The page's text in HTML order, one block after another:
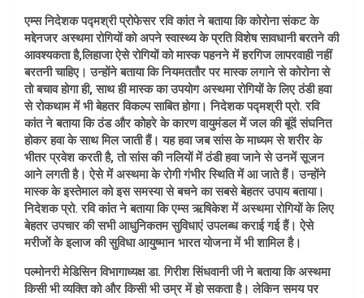
एम्स निदेशक पद्मश्री प्रोफेसर रवि कांत ने बताया कि कोरोना संकट के
मद्देनजर अस्थमा रोगियों को अपने स्वास्थ्य के प्रति विशेष सावधानी बरतने की
आवश्यकता है,लिहाजा ऐसे रोगियों को मास्क पहनने में हरगिज लापरवाही नहीं
बरतनी चाहिए। उन्होंने बताया कि नियमततौर पर मास्क लगाने से कोरोना से
तो बचाव होगा ही, साथ ही मास्क का उपयोग अस्थमा रोगियों के लिए ठंडी हवा
से रोकथाम में भी बेहतर विकल्प साबित होगा। निदेशक पद्मश्री प्रो. रवि
कांत ने बताया कि ठंड और कोहरे के कारण वायुमंडल में जल की बूंदें संघनित
होकर हवा के साथ मिल जाती हैं। यह हवा जब सांस के माध्यम से शरीर के
भीतर प्रवेश करती है, तो सांस की नलियों में ठंडी हवा जाने से उनमें सूजन
आने लगती है। ऐसे में अस्थमा के रोगी गंभीर स्थिति में आ जाते हैं। उन्होंने
मास्क के इस्तेमाल को इस समस्या से बचने का सबसे बेहतर उपाय बताया।
निदेशक प्रो. रवि कांत ने बताया कि एम्स ऋषिकेश में अस्थमा रोगियों के लिए
बेहतर उपचार की सभी आधुनिकतम सुविधाएं उपलब्ध कराई गई हैं। ऐसे
मरीजों के इलाज की सुविधा आयुष्मान भारत योजना में भी शामिल है।
पल्मोनरी मेडिसिन विभागाध्यक्ष डा. गिरीश सिंधवानी जी ने बताया कि अस्थमा
किसी भी व्यक्ति को और किसी भी उम्र में हो सकता है। लेकिन समय पर